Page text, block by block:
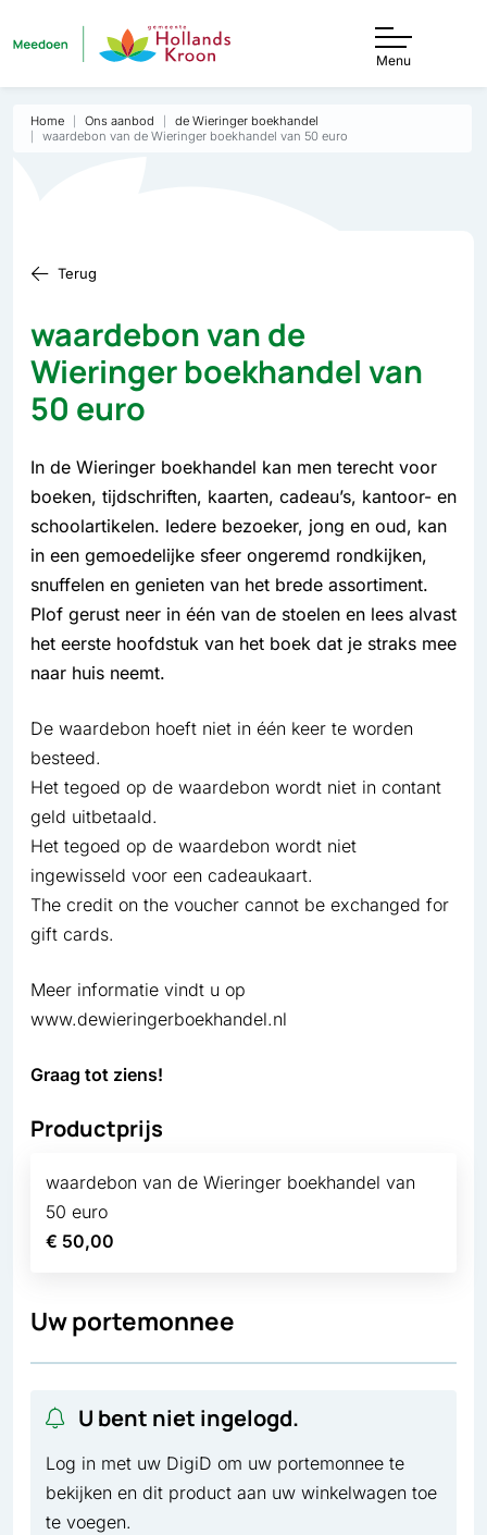
Menu
Home Ons aanbod
de Wieringer boekhandel
waardebon van de Wieringer boekhandel van 50 euro
Terug
waardebon van de
Wieringer boekhandel van
50 euro
In de Wieringer boekhandel kan men terecht voor
boeken, tijdschriften, kaarten, cadeau’s, kantoor- en
schoolartikelen. Iedere bezoeker, jong en oud, kan
in een gemoedelijke sfeer ongeremd rondkijken,
snuffelen en genieten van het brede assortiment.
Plof gerust neer in één van de stoelen en lees alvast
het eerste hoofdstuk van het boek dat je straks mee
naar huis neemt.
De waardebon hoeft niet in één keer te worden
besteed.
Het tegoed op de waardebon wordt niet in contant
geld uitbetaald.
Het tegoed op de waardebon wordt niet
ingewisseld voor een cadeaukaart.
The credit on the voucher cannot be exchanged for
gift cards.
Meer informatie vindt u op
www.dewieringerboekhandel.nl
Graag tot ziens!
Productprijs
waardebon van de Wieringer boekhandel van
50 euro
€ 50,00
Uw portemonnee
U bent niet ingelogd.
Log in met uw DigiD om uw portemonnee te
bekijken en dit product aan uw winkelwagen toe
te voegen.